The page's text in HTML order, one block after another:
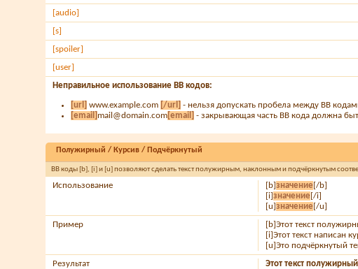
[audio]
[s]
[spoiler]
[user]
Неправильное использование BB кодов:
[url] www.example.com [/url] - нельзя допускать пробела между BB
[email] mail@domain.com [email] - закрывающая часть BB кода должна
Полужирный / Курсив / Подчёркнутый
BB коды [b], [i] и [u] позволяют сделать текст полужирным, наклонным и подчёркнутым
[b]значение [/b]
[i]значение [/i]
[u]значение [/u]
Использование
[b]Этот текст
[i]Этот текст написан
[u]Это подчёркнутый
Пример
Этот текст полужирный
Результат